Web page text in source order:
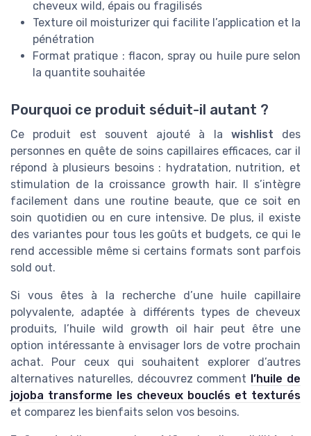
cheveux wild, épais ou fragilisés
Texture oil moisturizer qui facilite l’application et la
pénétration
Format pratique : flacon, spray ou huile pure selon
la quantite souhaitée
Pourquoi ce produit séduit-il autant ?
Ce produit est souvent ajouté à la wishlist des
personnes en quête de soins capillaires efficaces, car il
répond à plusieurs besoins : hydratation, nutrition, et
stimulation de la croissance growth hair. Il s’intègre
facilement dans une routine beaute, que ce soit en
soin quotidien ou en cure intensive. De plus, il existe
des variantes pour tous les goûts et budgets, ce qui le
rend accessible même si certains formats sont parfois
sold out.
Si vous êtes à la recherche d’une huile capillaire
polyvalente, adaptée à différents types de cheveux
produits, l’huile wild growth oil hair peut être une
option intéressante à envisager lors de votre prochain
achat. Pour ceux qui souhaitent explorer d’autres
alternatives naturelles, découvrez comment l’huile de
jojoba transforme les cheveux bouclés et texturés
et comparez les bienfaits selon vos besoins.